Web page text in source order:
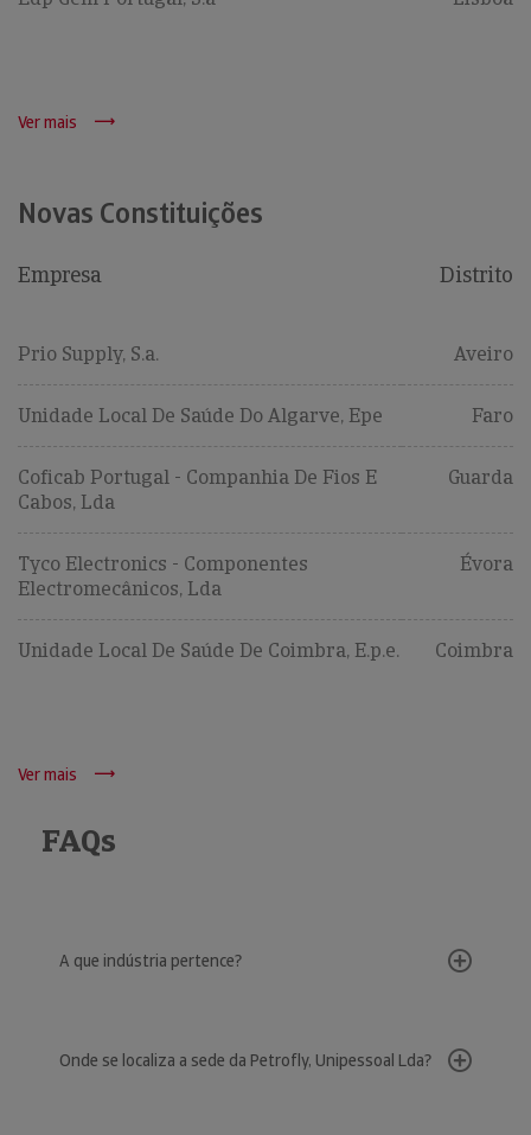
Ver mais
Novas Constituições
Empresa Distrito
Prio Supply, S.a. Aveiro
Unidade Local De Saúde Do Algarve, Epe Faro
Coficab Portugal - Companhia De Fios E
Cabos, Lda
Guarda
Tyco Electronics - Componentes
Electromecânicos, Lda
Évora
Unidade Local De Saúde De Coimbra, E.p.e. Coimbra
Ver mais
FAQs
A que indústria pertence?
Onde se localiza a sede da Petrofly, Unipessoal Lda?